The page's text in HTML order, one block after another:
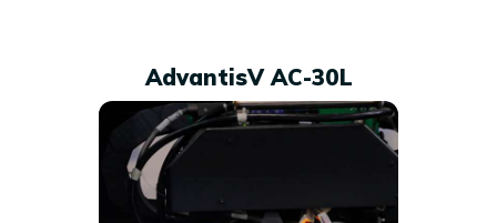
AdvantisV AC-30L